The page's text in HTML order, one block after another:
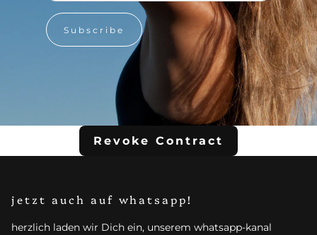
Subscribe
Revoke Contract
jetzt auch auf whatsapp!
herzlich laden wir Dich ein, unserem whatsapp-kanal